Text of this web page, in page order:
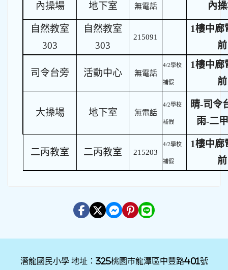
內操場 地下室 無電話 內
自然教室
303
自然教室
303
215091
1樓中廊
前
司令台旁 活動中心 無電話
4/2學校
補假
1樓中廊
前
大操場 地下室 無電話
4/2學校
補假
晴-司令
雨-二
二丙教室 二丙教室 215203
4/2學校
補假
1樓中廊
前
潛龍國民小學 地址：325桃園巿龍潭區中豐路401號